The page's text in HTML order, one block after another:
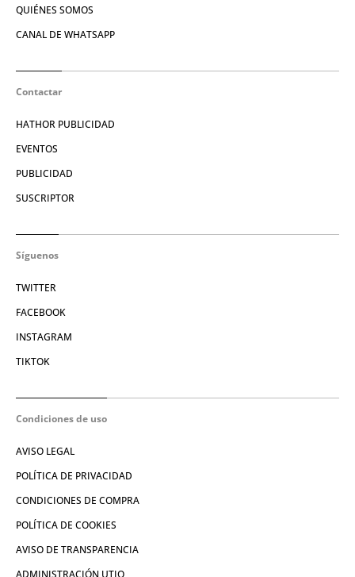
QUIÉNES SOMOS
CANAL DE WHATSAPP
Contactar
HATHOR PUBLICIDAD
EVENTOS
PUBLICIDAD
SUSCRIPTOR
Síguenos
TWITTER
FACEBOOK
INSTAGRAM
TIKTOK
Condiciones de uso
AVISO LEGAL
POLÍTICA DE PRIVACIDAD
CONDICIONES DE COMPRA
POLÍTICA DE COOKIES
AVISO DE TRANSPARENCIA